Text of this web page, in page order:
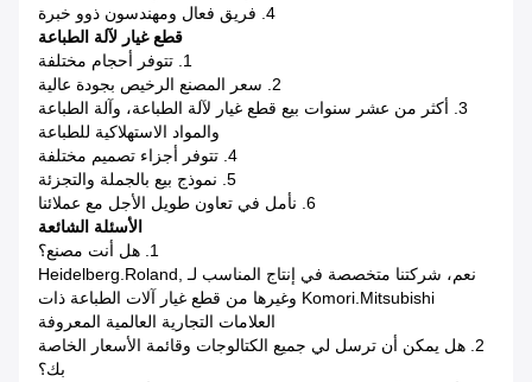
4. فريق فعال ومهندسون ذوو خبرة
قطع غيار لآلة الطباعة
1. تتوفر أحجام مختلفة
2. سعر المصنع الرخيص بجودة عالية
3. أكثر من عشر سنوات بيع قطع غيار لآلة الطباعة، وآلة الطباعة
والمواد الاستهلاكية للطباعة
4. تتوفر أجزاء تصميم مختلفة
5. نموذج بيع بالجملة والتجزئة
6. نأمل في تعاون طويل الأجل مع عملائنا
الأسئلة الشائعة
1. هل أنت مصنع؟
نعم، شركتنا متخصصة في إنتاج المناسب لـ Heidelberg.Roland,
Komori.Mitsubishi وغيرها من قطع غيار آلات الطباعة ذات
العلامات التجارية العالمية المعروفة
2. هل يمكن أن ترسل لي جميع الكتالوجات وقائمة الأسعار الخاصة
بك؟